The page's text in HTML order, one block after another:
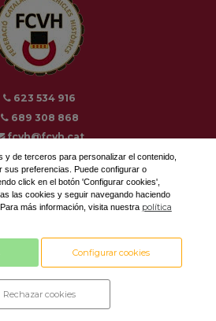
623 534 916
689 308 868
fcvh@fcvh.cat
a Viernes de 9 a 13h
y de terceros para personalizar el contenido,
sus preferencias. Puede configurar o
click en el botón 'Configurar cookies',
las cookies y seguir navegando haciendo
más información, visita nuestra política
Configurar cookies
Rechazar cookies